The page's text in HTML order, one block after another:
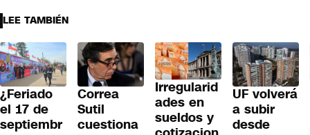
LEE TAMBIÉN
¿Feriado
el 17 de
septiembr
Correa
Sutil
cuestiona
Irregularid
ades en
sueldos y
UF volverá
a subir
desde